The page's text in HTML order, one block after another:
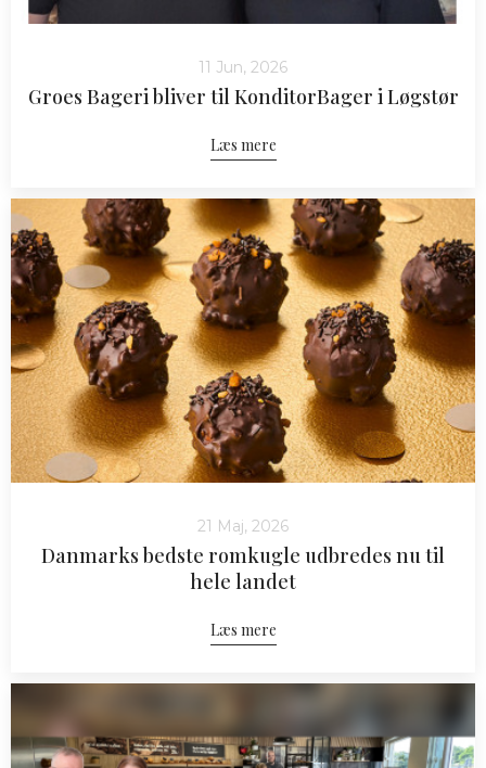
11 Jun, 2026
Groes Bageri bliver til KonditorBager i Løgstør
Læs mere
21 Maj, 2026
Danmarks bedste romkugle udbredes nu til
hele landet
Læs mere